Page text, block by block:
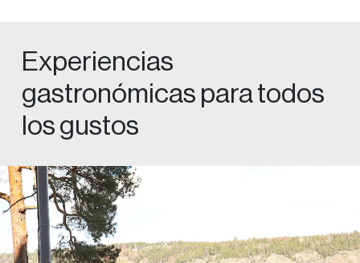
Experiencias
gastronómicas para todos
los gustos